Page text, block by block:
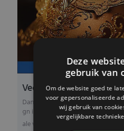
Veelzijdige close-
Dankzij de XA-lenselementen en
gn is een scherpstelafstand van
ale vergroting van 0,23x te realis...
Deze
gebruik van
Om de website goed te
voor gepersonaliseerde
wij gebruik van
vergelijkbare